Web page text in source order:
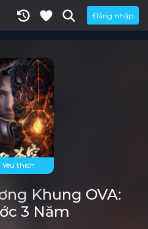
Đăng nhập
Yêu thích
Khung OVA:
3 Năm